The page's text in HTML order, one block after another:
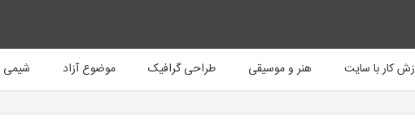
کار با سایت هنر و موسیقی طراحی گرافیک موضوع آزاد شیمی